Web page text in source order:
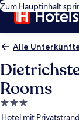
Zum Hauptinhalt
Alle
Rooms
3.0-
Sterne-
Hotel mit Privatstrand